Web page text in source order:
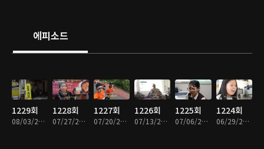
에피소드
1229회
08/03/2026 • 26분
1228회
07/27/2026 • 26분
1227회
07/20/2026 • 26분
1226회
07/13/2026 • 26분
1225회
07/06/2026 • 26분
1224회
06/29/2026 • 26분